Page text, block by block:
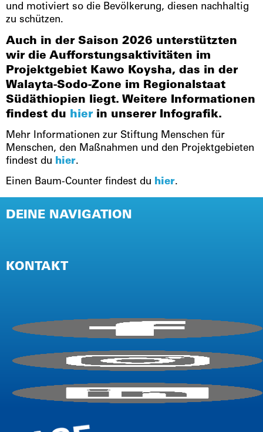
und motiviert so die Bevölkerung, diesen nachhaltig
zu schützen.
Auch in der Saison 2026 unterstützten
wir die Aufforstungsaktivitäten im
Projektgebiet Kawo Koysha, das in der
Walayta-Sodo-Zone im Regionalstaat
Südäthiopien liegt. Weitere Informationen
findest du hierin unserer Infografik.
Mehr Informationen zur Stiftung Menschen für
Menschen, den Maßnahmen und den Projektgebieten
findest du hier.
Einen Baum-Counter findest du hier.
DEINE NAVIGATION
PRESSE
KONTAKT
info@firmencup.de
Telefon: +
221 6503670